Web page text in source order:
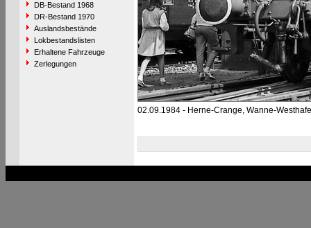
DB-Bestand 1968
DR-Bestand 1970
Auslandsbestände
Lokbestandslisten
Erhaltene Fahrzeuge
Zerlegungen
02.09.1984 - Herne-Crange, Wanne-